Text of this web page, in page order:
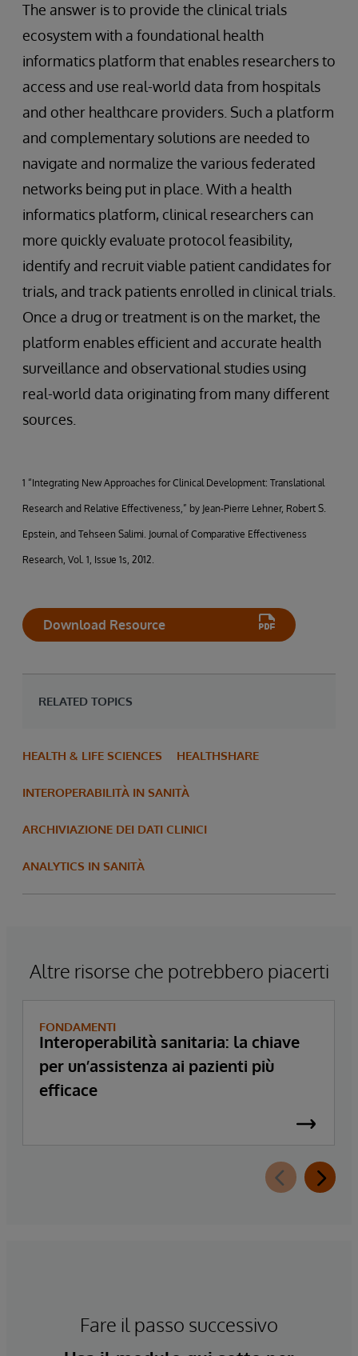
The answer is to provide the clinical trials
ecosystem with a foundational health
informatics platform that enables researchers to
access and use real-world data from hospitals
and other healthcare providers. Such a platform
and complementary solutions are needed to
navigate and normalize the various federated
networks being put in place. With a health
informatics platform, clinical researchers can
more quickly evaluate protocol feasibility,
identify and recruit viable patient candidates for
trials, and track patients enrolled in clinical trials.
Once a drug or treatment is on the market, the
platform enables efficient and accurate health
surveillance and observational studies using
real-world data originating from many different
sources.
1 “Integrating New Approaches for Clinical Development: Translational
Research and Relative Effectiveness,” by Jean-Pierre Lehner, Robert S.
Epstein, and Tehseen Salimi. Journal of Comparative Effectiveness
Research, Vol. 1, Issue 1s, 2012.
Download Resource
RELATED TOPICS
HEALTH & LIFE SCIENCES HEALTHSHARE
INTEROPERABILITÀ IN SANITÀ
ARCHIVIAZIONE DEI DATI CLINICI
ANALYTICS IN SANITÀ
Altre risorse che potrebbero piacerti
FONDAMENTI
Interoperabilità sanitaria: la chiave
per un’assistenza ai pazienti più
efficace
Fare il passo successivo